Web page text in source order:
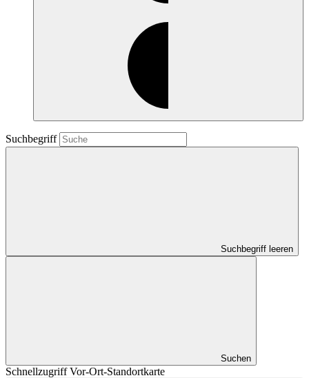
Suchbegriff
Suchbegriff leeren
Suchen
Schnellzugriff Vor-Ort-Standortkarte